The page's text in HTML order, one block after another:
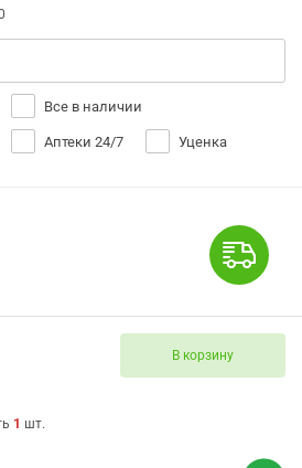
Все в наличии
Аптеки 24/7 Уценка
В корзину
1 шт.